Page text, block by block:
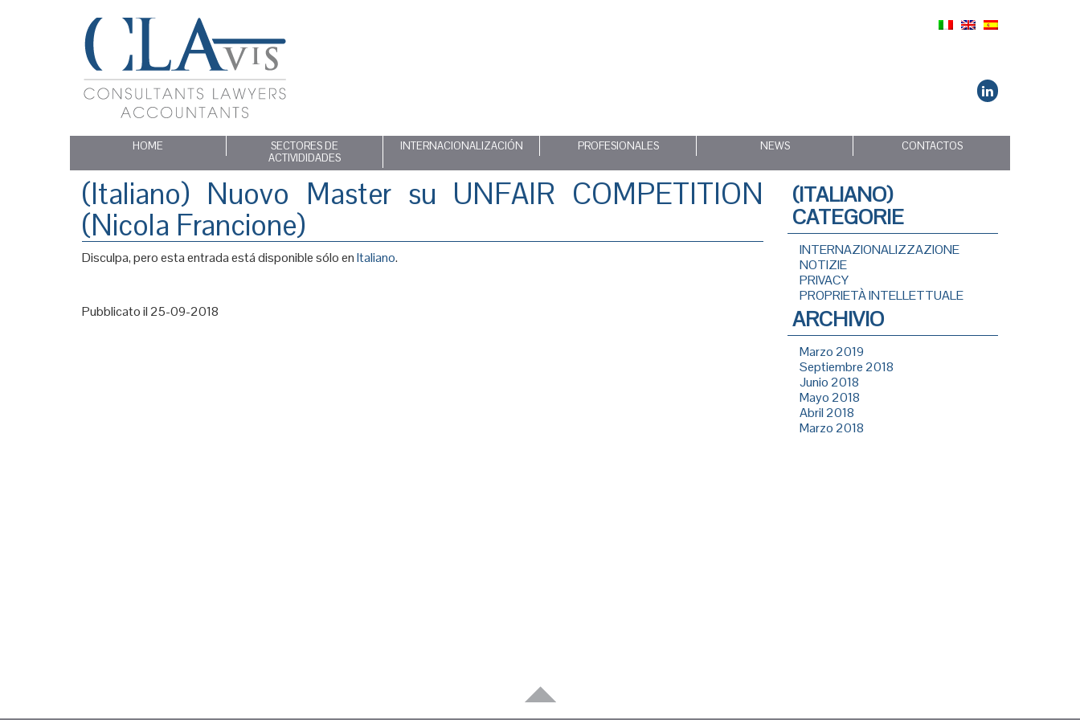
HOME
SECTORES DE
ACTIVIDIDADES
INTERNACIONALIZACIÓN PROFESIONALES NEWS CONTACTOS
(Italiano) Nuovo Master su UNFAIR COMPETITION
(Nicola Francione)
Disculpa, pero esta entrada está disponible sólo enItaliano.
Pubblicato il 25-09-2018
(ITALIANO)
CATEGORIE
INTERNAZIONALIZZAZIONE
NOTIZIE
PRIVACY
PROPRIETÀ INTELLETTUALE
ARCHIVIO
Marzo 2019
Septiembre 2018
Junio 2018
Mayo 2018
Abril 2018
Marzo 2018